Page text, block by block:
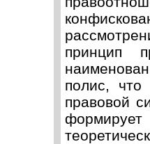
принцип
полис, что
правовой
формирует